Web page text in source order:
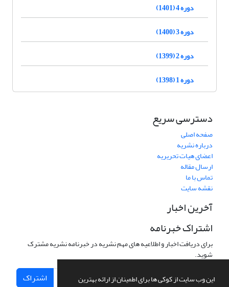
این وب سایت از کوکی ها برای اطمینان از ارائه بهترین
دوره 4 (1401)
دوره 3 (1400)
دوره 2 (1399)
دوره 1 (1398)
دسترسی سریع
صفحه اصلی
درباره نشریه
اعضای هیات تحریریه
ارسال مقاله
تماس با ما
نقشه سایت
آخرین اخبار
اشتراک خبرنامه
برای دریافت اخبار و اطلاعیه های مهم نشریه در خبرنامه نشریه مشترک
شوید.
اشتراک